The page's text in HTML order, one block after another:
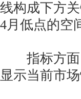
线构成下方
4月低点的空
指标方面
显示当前市